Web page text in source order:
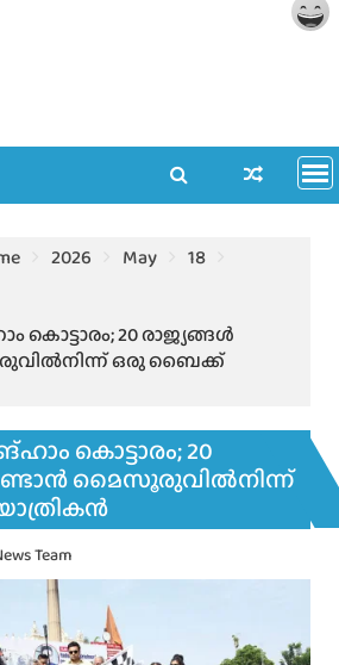
2026 May
18
കൊട്ടാരം; 20 രാജ്യങ്ങൾ
ഒരു ബൈക്ക്
കൊട്ടാരം; 20
മൈസൂരുവിൽനിന്ന്
Team